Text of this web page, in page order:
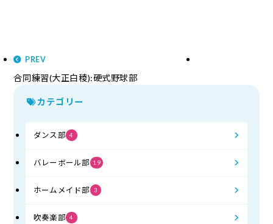
PREV
合同練習(大正白稜):硬式野球部
カテゴリー
ダンス部 4
バレーボール部 19
ホームメイド部 3
吹奏楽部 4